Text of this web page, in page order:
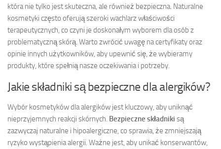
która nie tylko jest skuteczna, ale również bezpieczna. Naturalne
kosmetyki często oferują szeroki wachlarz właściwości
terapeutycznych, co czyni je doskonałym wyborem dla osób z
problematyczną skórą. Warto zwrócić uwagę na certyfikaty oraz
opinie innych użytkowników, aby upewnić się, że wybieramy
produkty, które spełnią nasze oczekiwania i potrzeby.
Jakie składniki są bezpieczne dla alergików?
Wybór kosmetyków dla alergików jest kluczowy, aby uniknąć
nieprzyjemnych reakcji skórnych. Bezpieczne składniki są
zazwyczaj naturalne i hipoalergiczne, co sprawia, że zmniejszają
ryzyko wystąpienia alergii. Ważne jest, aby unikać konserwantów,